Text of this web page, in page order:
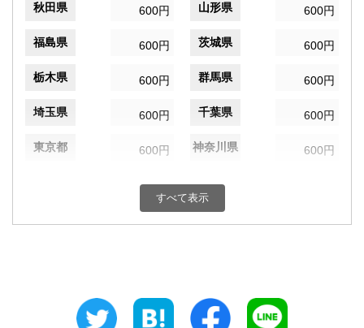
秋田県 600円 山形県 600円
福島県 600円 茨城県 600円
栃木県 600円 群馬県 600円
埼玉県 600円 千葉県 600円
東京都 600円 神奈川県 600円
600円 富山県
600円 三重県
すべて表示